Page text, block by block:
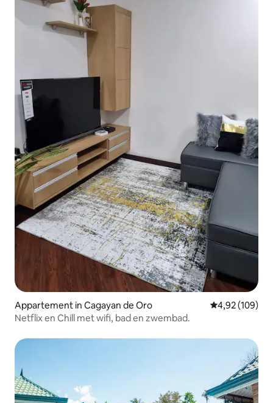
Appartement in Cagayan de Oro Gemiddelde
4,92 (109)
Netflix en Chill met wifi, bad en zwembad.